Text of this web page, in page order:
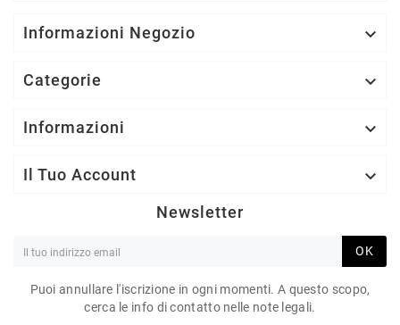
Informazioni Negozio 
Categorie 
Informazioni 
Il Tuo Account 
Newsletter
OK
Puoi annullare l'iscrizione in ogni momenti. A questo scopo,
cerca le info di contatto nelle note legali.